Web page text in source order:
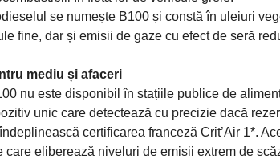
se numește B100 și constă în uleiuri
fine, dar și emisii de gaze cu efect de seră
mediu și afaceri
nu este disponibil în stațiile publice de
unic care detectează cu precizie dacă
certificarea franceză Crit’Air 1*.
care eliberează niveluri de emisii extrem de